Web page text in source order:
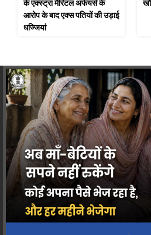
के एक्स्ट्रा मैरिटल अफेयर्स के
आरोप के बाद एक्स पतियों की उड़ाई
धज्जियां